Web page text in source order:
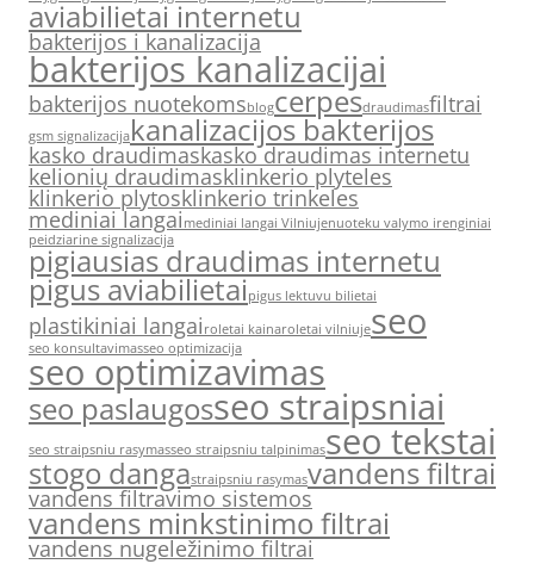
aviabilietai internetu
bakterijos i kanalizacija
bakterijos kanalizacijai
bakterijos nuotekomsblogcerpesdraudimasfiltrai
gsm signalizacijakanalizacijos bakterijos
kasko draudimaskasko draudimas internetu
kelionių draudimasklinkerio plyteles
klinkerio plytosklinkerio trinkeles
mediniai langai mediniai langai Vilniujenuoteku valymo irenginiai
peidziarine signalizacija
pigiausias draudimas internetu
pigus aviabilietaipigus lektuvu bilietai
plastikiniai langai roletai kainaroletai vilniujeseo
seo konsultavimasseo optimizacija
seo optimizavimas
seo paslaugosseo straipsniai
seo straipsniu rasymasseo straipsniu talpinimasseo tekstai
stogo dangastraipsniu rasymasvandens filtrai
vandens filtravimo sistemos
vandens minkstinimo filtrai
vandens nugeležinimo filtrai